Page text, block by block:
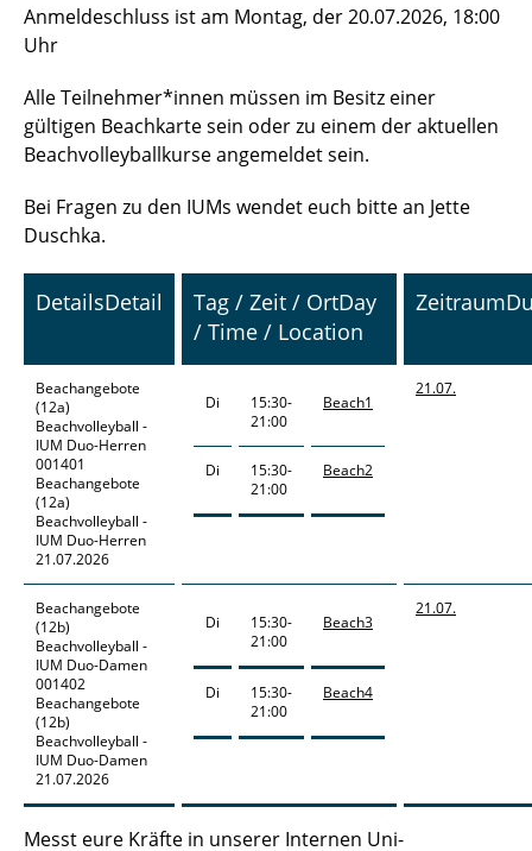
Anmeldeschluss ist am Montag, der 20.07.2026, 18:00
Uhr
Alle Teilnehmer*innen müssen im Besitz einer
gültigen Beachkarte sein oder zu einem der aktuellen
Beachvolleyballkurse angemeldet sein.
Bei Fragen zu den IUMs wendet euch bitte an Jette
Duschka.
DetailsDetail Tag / Zeit / OrtDay
/ Time / Location
Zeitraum
Beachangebote
(12a)
Beachvolleyball -
IUM Duo-Herren
001401
Beachangebote
(12a)
Beachvolleyball -
IUM Duo-Herren
21.07.2026
Di
15:30-
21:00
Beach1
Di
15:30-
21:00
Beach2
21.07.
Beachangebote
(12b)
Beachvolleyball -
IUM Duo-Damen
001402
Beachangebote
(12b)
Beachvolleyball -
IUM Duo-Damen
21.07.2026
Di
15:30-
21:00
Beach3
Di
15:30-
21:00
Beach4
21.07.
Messt eure Kräfte in unserer Internen Uni-